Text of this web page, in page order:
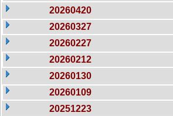
20260420
20260327
20260227
20260212
20260130
20260109
20251223